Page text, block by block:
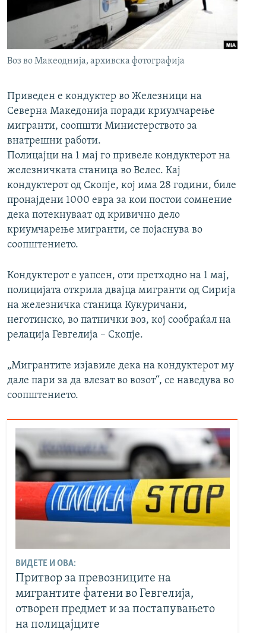
РСЕ веб страници
Воз во Макеоднија, архивска фотографија
Приведен е кондуктер во Железници на
Северна Македонија поради криумчарење
мигранти, соопшти Министерството за
внатрешни работи.
Полицајци на 1 мај го привеле кондуктерот на
железничката станица во Велес. Кај
кондуктерот од Скопје, кој има 28 години, биле
пронајдени 1000 евра за кои постои сомнение
дека потекнуваат од кривично дело
криумчарење мигранти, се појаснува во
соопштението.
Кондуктерот е уапсен, оти претходно на 1 мај,
полицијата открила двајца мигранти од Сирија
на железничка станица Кукуричани,
неготинско, во патнички воз, кој сообраќал на
релација Гевгелија – Скопје.
„Мигрантите изјавиле дека на кондуктерот му
дале пари за да влезат во возот“, се наведува во
соопштението.
ВИДЕТЕ И ОВА:
Притвор за превозниците на
мигрантите фатени во Гевгелија,
отворен предмет и за постапувањето
на полицајците